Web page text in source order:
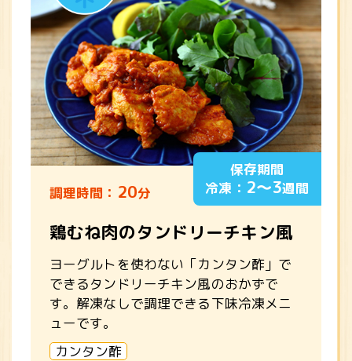
調理時間： 20分
保存期間
冷凍： 2～3週間
鶏むね肉のタンドリーチキン風
ヨーグルトを使わない「カンタン酢」で
できるタンドリーチキン風のおかずで
す。解凍なしで調理できる下味冷凍メニ
ューです。
カンタン酢